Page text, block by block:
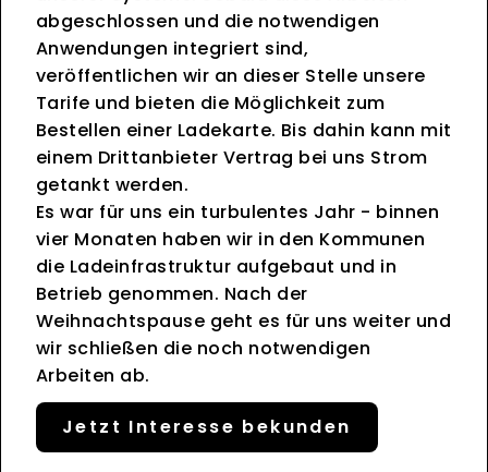
abgeschlossen und die notwendigen
Anwendungen integriert sind,
veröffentlichen wir an dieser Stelle unsere
Tarife und bieten die Möglichkeit zum
Bestellen einer Ladekarte. Bis dahin kann mit
einem Drittanbieter Vertrag bei uns Strom
getankt werden.
Es war für uns ein turbulentes Jahr - binnen
vier Monaten haben wir in den Kommunen
die Ladeinfrastruktur aufgebaut und in
Betrieb genommen. Nach der
Weihnachtspause geht es für uns weiter und
wir schließen die noch notwendigen
Arbeiten ab.
Jetzt Interesse bekunden